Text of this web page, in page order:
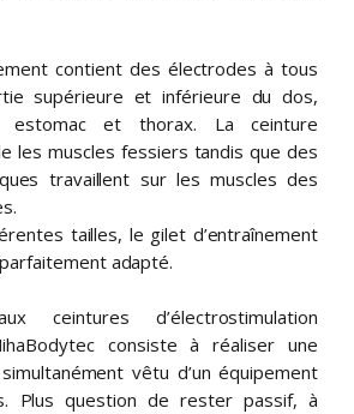
contient des électrodes à tous
supérieure et inférieure du dos,
estomac et thorax. La ceinture
les muscles fessiers tandis que des
travaillent sur les muscles des
tailles, le gilet d’entraînement
adapté.
ceintures d’électrostimulation
consiste à réaliser une
vêtu d’un équipement
Plus question de rester passif, à